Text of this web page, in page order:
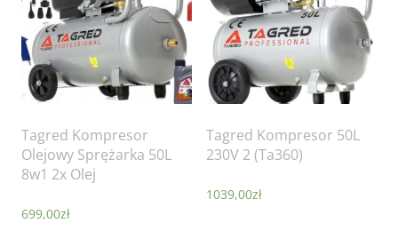
Tagred Kompresor
Olejowy Sprężarka 50L
8w1 2x Olej
699,00zł
Tagred Kompresor 50L
230V 2 (Ta360)
1039,00zł